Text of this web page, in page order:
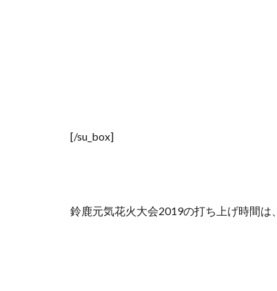
[/su_box]
鈴鹿元気花火大会2019の打ち上げ時間は、